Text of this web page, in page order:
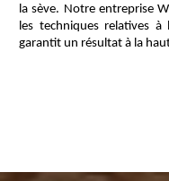
la sève. Notre entreprise
les techniques relatives à
garantit un résultat à la